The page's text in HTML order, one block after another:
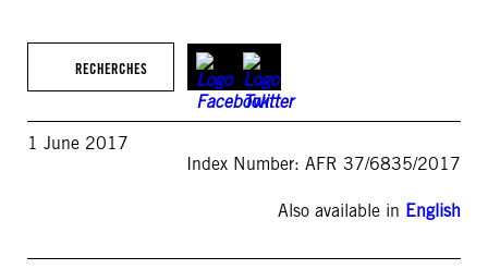
RECHERCHES
1 June 2017
Index Number: AFR 37/6835/2017
Also available in English